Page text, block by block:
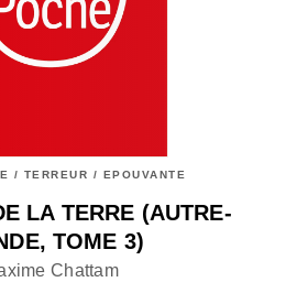
/ TERREUR / EPOUVANTE
LA TERRE (AUTRE-
TOME 3)
Chattam